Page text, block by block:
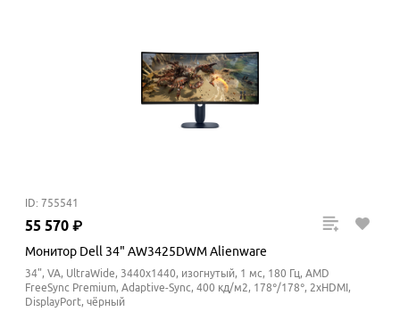
ID: 755541
55 570 ₽
Монитор Dell 34" AW3425DWM Alienware
34", VA, UltraWide, 3440x1440, изогнутый, 1 мс, 180 Гц, AMD
FreeSync Premium, Adaptive-Sync, 400 кд/м2, 178°/178°, 2xHDMI,
DisplayPort, чёрный